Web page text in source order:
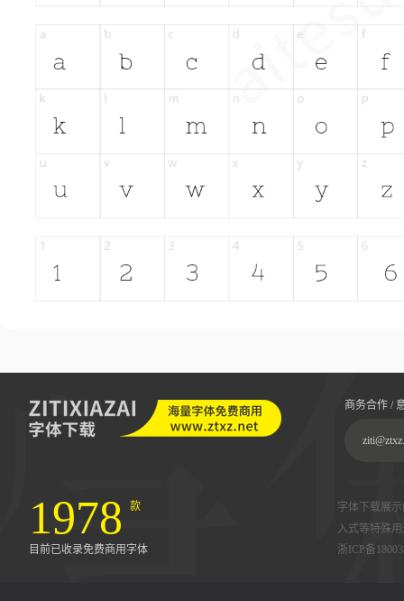
商务合作 /
1978 款
目前已收录免费商用字体
字体下载展
入式等特殊
浙ICP备